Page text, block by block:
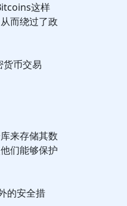
这样
而绕过了政
货币交易
来存储其数
们能够保护
的安全措